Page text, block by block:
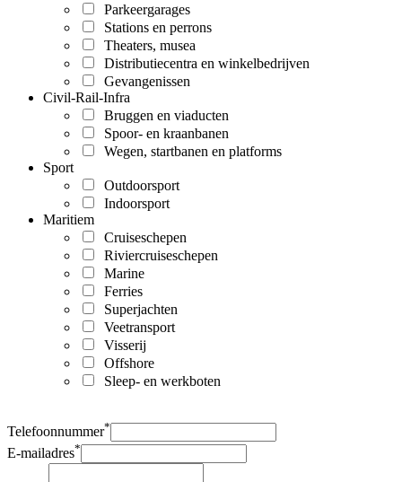
Parkeergarages
Stations en perrons
Theaters, musea
Distributiecentra en winkelbedrijven
Gevangenissen
Civil-Rail-Infra
Bruggen en viaducten
Spoor- en kraanbanen
Wegen, startbanen en platforms
Sport
Outdoorsport
Indoorsport
Maritiem
Cruiseschepen
Riviercruiseschepen
Marine
Ferries
Superjachten
Veetransport
Visserij
Offshore
Sleep- en werkboten
Telefoonnummer*
E-mailadres*